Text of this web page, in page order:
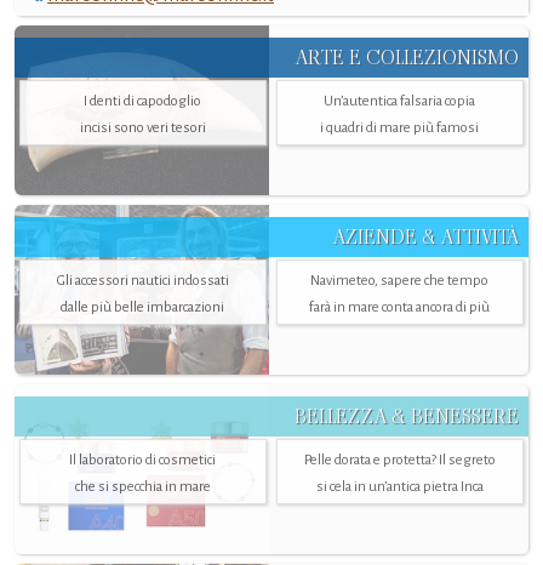
ARTE E COLLEZIONISMO
I denti di capodoglio
incisi sono veri tesori
Un’autentica falsaria copia
i quadri di mare più famosi
AZIENDE & ATTIVITÀ
Gli accessori nautici indossati
dalle più belle imbarcazioni
Navimeteo, sapere che tempo
farà in mare conta ancora di più
BELLEZZA & BENESSERE
Il laboratorio di cosmetici
che si specchia in mare
Pelle dorata e protetta? Il segreto
si cela in un’antica pietra Inca